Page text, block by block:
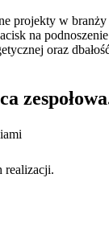
projekty w branży
na podnoszenie
oraz
realizacji.